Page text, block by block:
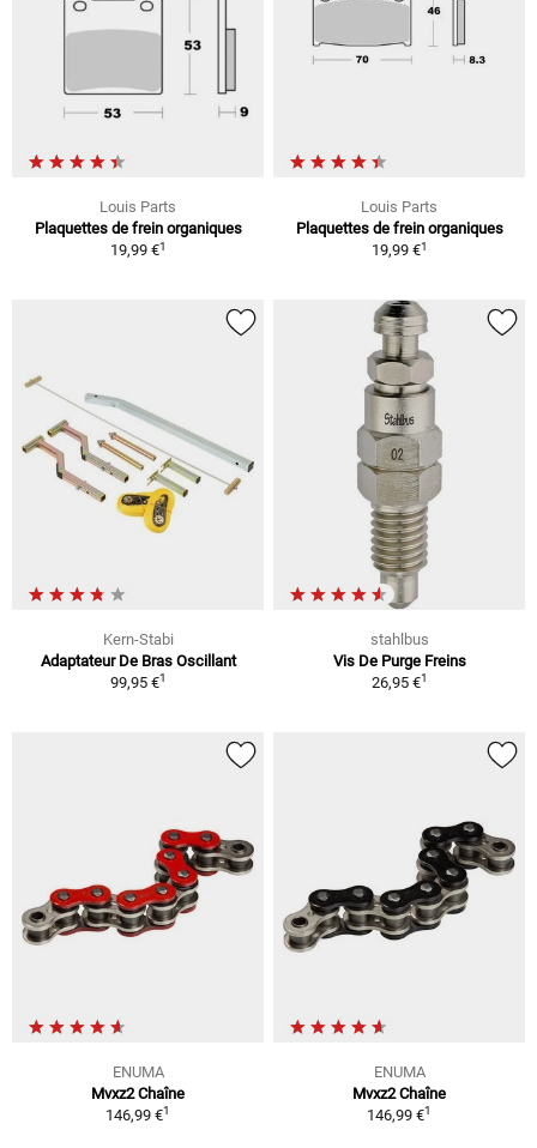
Louis Parts
Plaquettes de frein organiques
19,99 €1
Louis Parts
Plaquettes de frein organiques
19,99 €1
Kern-Stabi
Adaptateur De Bras Oscillant
99,95 €1
stahlbus
Vis De Purge Freins
26,95 €1
ENUMA
Mvxz2 Chaîne
146,99 €1
ENUMA
Mvxz2 Chaîne
146,99 €1